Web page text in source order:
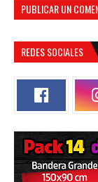
PUBLICAR UN
REDES SOCIALES